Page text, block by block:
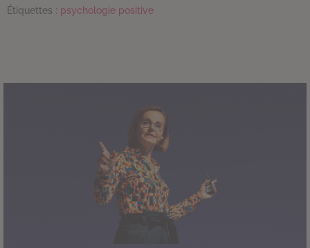
Étiquettes : psychologie positive